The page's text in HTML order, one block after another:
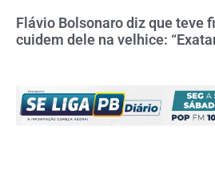
Flávio Bolsonaro diz que teve
cuidem dele na velhice: